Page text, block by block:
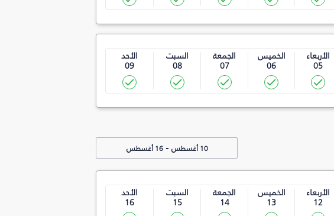
الأربعاء
05
الخميس
06
الجمعة
07
السبت
08
الأحد
09
10 أغسطس -16 أغسطس
الأربعاء
12
الخميس
13
الجمعة
14
السبت
15
الأحد
16